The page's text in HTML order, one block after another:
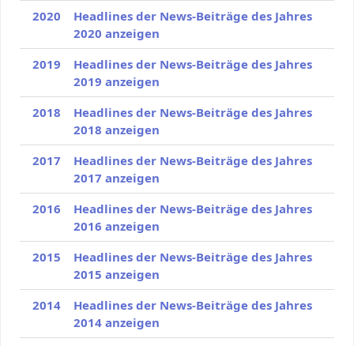
2020
Headlines der News-Beiträge des Jahres
2020 anzeigen
2019
Headlines der News-Beiträge des Jahres
2019 anzeigen
2018
Headlines der News-Beiträge des Jahres
2018 anzeigen
2017
Headlines der News-Beiträge des Jahres
2017 anzeigen
2016
Headlines der News-Beiträge des Jahres
2016 anzeigen
2015
Headlines der News-Beiträge des Jahres
2015 anzeigen
2014
Headlines der News-Beiträge des Jahres
2014 anzeigen